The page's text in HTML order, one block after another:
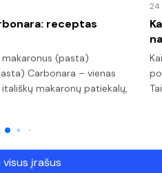
receptas
(pasta)
Carbonara – vienas
makaronų patiekalų,
24
įrašus